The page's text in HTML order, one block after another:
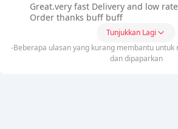
Great.very fast Delivery and low
Order thanks buff buff
Tunjukkan Lagi
-Beberapa ulasan yang kurang membantu
dan dipaparkan